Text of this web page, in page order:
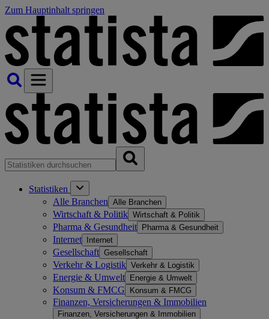
Zum Hauptinhalt springen
Statistiken
Alle Branchen Alle Branchen
Wirtschaft & Politik Wirtschaft & Politik
Pharma & Gesundheit Pharma & Gesundheit
Internet Internet
Gesellschaft Gesellschaft
Verkehr & Logistik Verkehr & Logistik
Energie & Umwelt Energie & Umwelt
Konsum & FMCG Konsum & FMCG
Finanzen, Versicherungen & Immobilien
Finanzen, Versicherungen & Immobilien